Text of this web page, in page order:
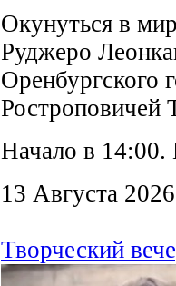
Окунуться в
Руджеро
Оренбургского
Ростроповичей
Начало в
13 Августа 2026
Творческий